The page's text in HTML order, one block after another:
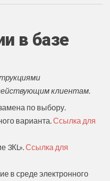
в базе
клиентам.
по выбору.
варианта. Ссылка для
3КL». Ссылка для
в среде электронного